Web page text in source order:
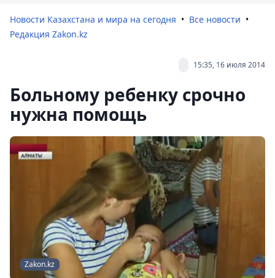
Новости Казахстана и мира на сегодня
Все новости
Редакция Zakon.kz
15:35, 16 июля 2014
Больному ребенку срочно
нужна помощь
Zakon.kz